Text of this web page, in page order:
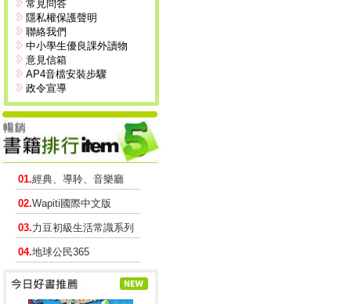
常見問答
隱私權保護聲明
聯絡我們
中小學生優良課外讀物
意見信箱
AP4音檔安裝步驟
政令宣導
01.經典、導聆、音樂廳
02.Wapiti國際中文版
03.力豆初級生活常識系列
04.地球公民365